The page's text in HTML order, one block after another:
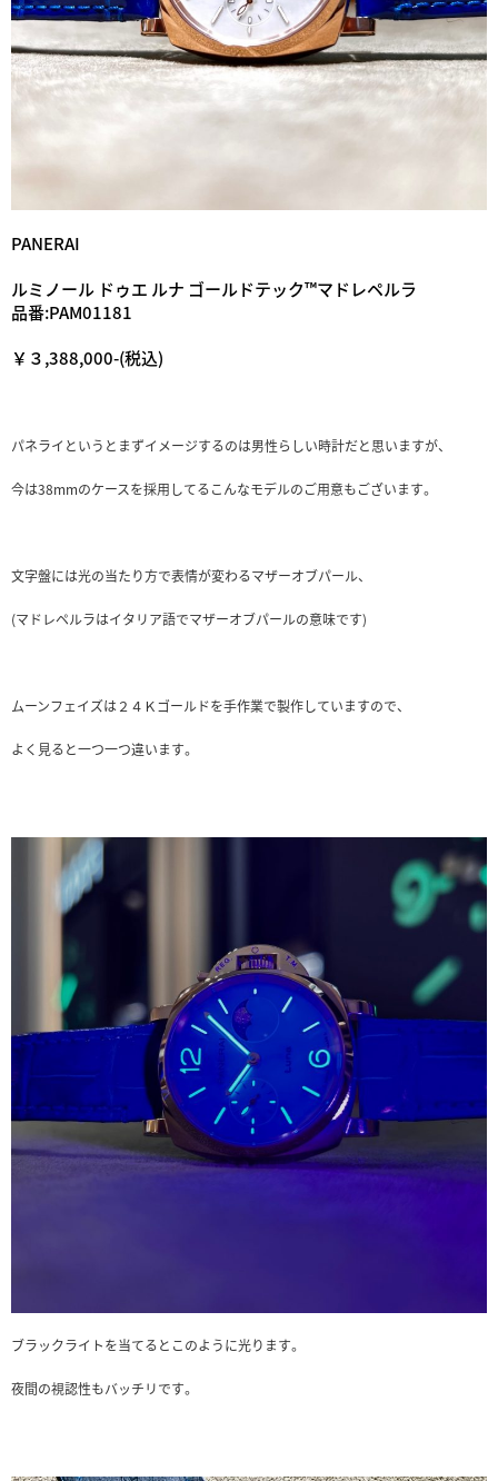
PANERAI
ルミノール ドゥエ ルナ ゴールドテック™マドレペルラ
品番:PAM01181
￥３,388,000-(税込)
パネライというとまずイメージするのは男性らしい時計だと思いますが、
今は38mmのケースを採用してるこんなモデルのご用意もございます。
文字盤には光の当たり方で表情が変わるマザーオブパール、
(マドレペルラはイタリア語でマザーオブパールの意味です)
ムーンフェイズは２４Ｋゴールドを手作業で製作していますので、
よく見ると一つ一つ違います。
ブラックライトを当てるとこのように光ります。
夜間の視認性もバッチリです。